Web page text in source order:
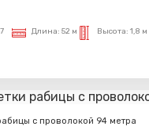
Длина: 52 м Высота: 1,8 м
с проволокой 94 метра